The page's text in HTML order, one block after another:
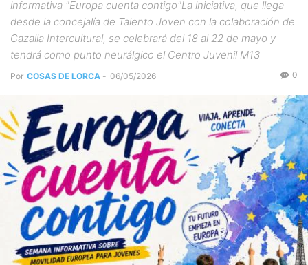
informativa "Europa cuenta contigo"La iniciativa, que llega
desde la concejalía de Talento Joven con la colaboración de
Cazalla Intercultural, se celebrará del 18 al 22 de mayo y
tendrá como punto neurálgico el Centro Juvenil M13
Por COSAS DE LORCA - 06/05/2026 0